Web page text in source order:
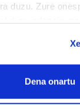
duzu. Zure
also like to:
about
Dena onartu
hitz